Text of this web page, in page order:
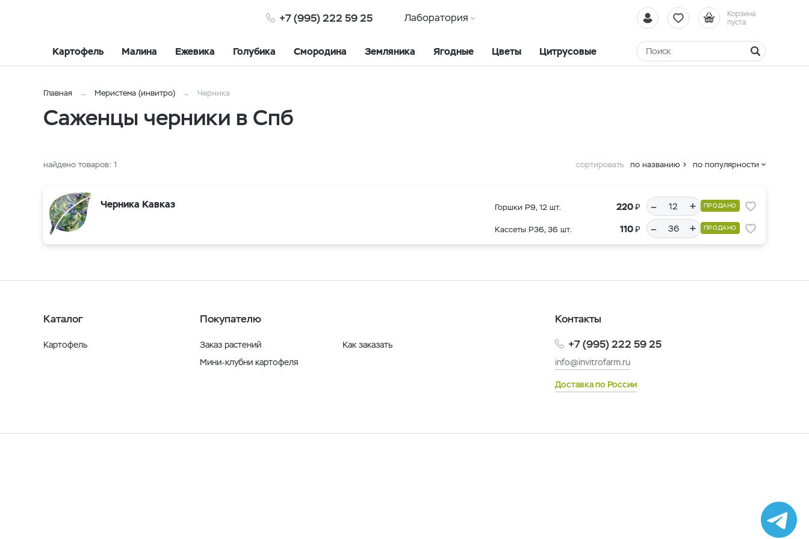
+7 (995) 222 59 25
Корзина
пуста
Лаборатория
Картофель Малина Ежевика Голубика Смородина Земляника Ягодные Цветы Цитрусовые
Главная Меристема (инвитро) Черника
Саженцы черники в Спб
найдено товаров: 1 сортировать по названию по популярности
Черника Кавказ Горшки Р9, 12 шт. 220₽ – + ПРОДАНО
Кассеты Р36, 36 шт. 110₽ – + ПРОДАНО
Каталог
Картофель
Покупателю
Заказ растений
Мини-клубни картофеля
Как заказать
Контакты
+7 (995) 222 59 25
info@invitrofarm.ru
Доставка по России